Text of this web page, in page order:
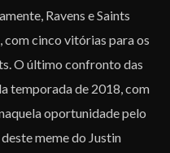
Ravens e Saints
cinco vitórias para os
O último confronto das
temporada de 2018, com
oportunidade pelo
meme do Justin